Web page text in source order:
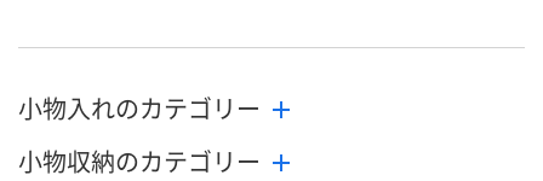
小物入れのカテゴリー
小物収納のカテゴリー